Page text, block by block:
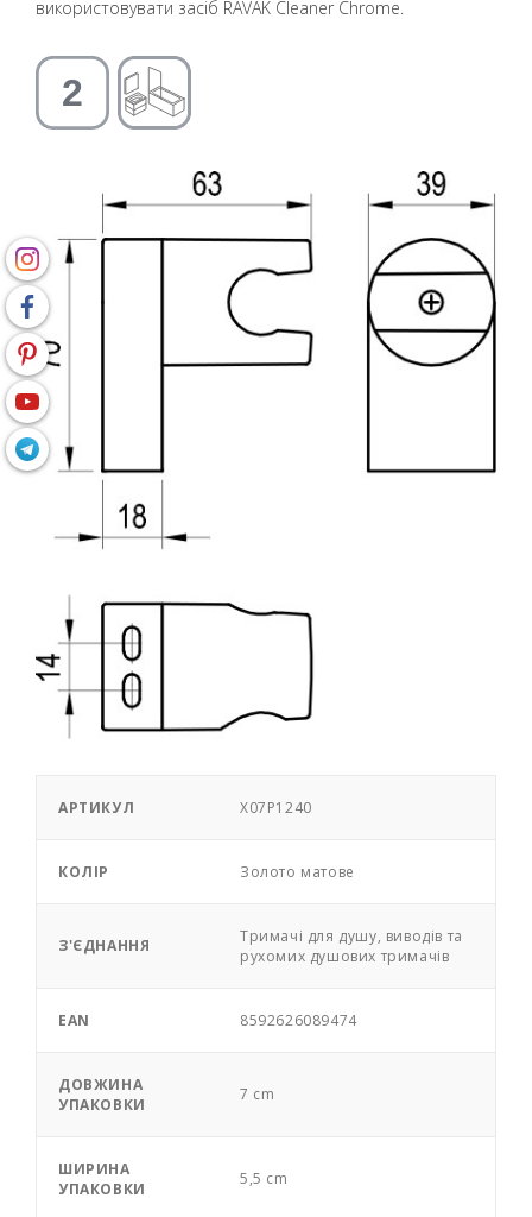
використовувати засіб RAVAK Cleaner Chrome.
АРТИКУЛ X07P1240
КОЛІР Золото матове
З'ЄДНАННЯ
Тримачі для душу, виводів та
рухомих душових тримачів
EAN 8592626089474
ДОВЖИНА
УПАКОВКИ
7 cm
ШИРИНА
УПАКОВКИ
5,5 cm